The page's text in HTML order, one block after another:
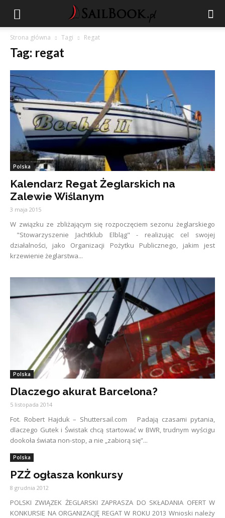
Strona główna Tagi Regat
Tag: regat
Polska
Kalendarz Regat Żeglarskich na
Zalewie Wiślanym
3 maja 2015
W związku ze zbliżającym się rozpoczęciem sezonu żeglarskiego
"Stowarzyszenie Jachtklub Elbląg" - realizując cel swojej
działalności, jako Organizacji Pożytku Publicznego, jakim jest
krzewienie żeglarstwa...
Polska
Dlaczego akurat Barcelona?
5 listopada 2014
Fot. Robert Hajduk – Shuttersail.com Padają czasami pytania,
dlaczego Gutek i Świstak chcą startować w BWR, trudnym wyścigu
dookoła świata non-stop, a nie „zabiorą się”...
Polska
PZŻ ogłasza konkursy
8 grudnia 2012
POLSKI ZWIĄZEK ŻEGLARSKI ZAPRASZA DO SKŁADANIA OFERT W
KONKURSIE NA ORGANIZACJĘ REGAT W ROKU 2013 Wnioski należy